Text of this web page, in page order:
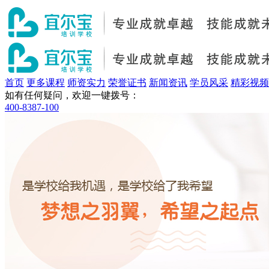
首页 更多课程 师资实力 荣誉证书 新闻资讯 学员风采 精彩视频
如有任何疑问，欢迎一键拨号：
400-8387-100